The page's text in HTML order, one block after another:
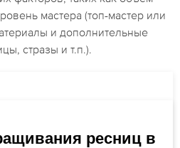
мастера (топ-мастер или
и дополнительные
стразы и т.п.).
ресниц в